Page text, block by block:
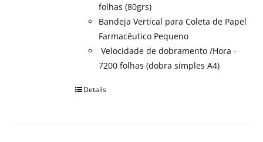
folhas (80grs)
Bandeja Vertical para Coleta de Papel
Farmacêutico Pequeno
Velocidade de dobramento /Hora -
7200 folhas (dobra simples A4)
Details